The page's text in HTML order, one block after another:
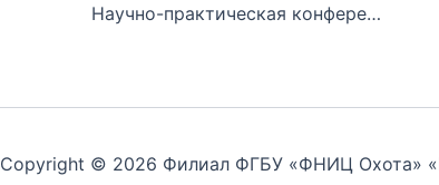
Научно-практическая конференция
Copyright © 2026 Филиал ФГБУ «ФНИЦ Охота»